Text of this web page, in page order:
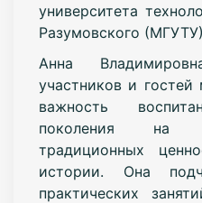
университета
Разумовского
Анна
участников и
важность
поколения на
традиционных
истории. Она
практических